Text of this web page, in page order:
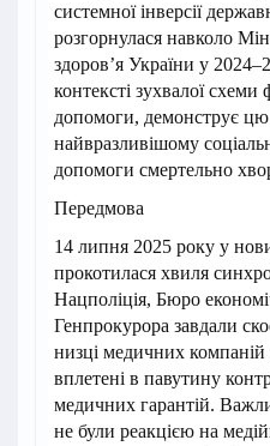
системної інверсії
розгорнулася навколо
здоров’я України у
контексті зухвалої схеми
допомоги, демонструє цю
найвразливішому
допомоги смертельно
Передмова
14 липня 2025 року у
прокотилася хвиля
Нацполіція, Бюро
Генпрокурора завдали
низці медичних
вплетені в павутину
медичних гарантій.
не були реакцією на